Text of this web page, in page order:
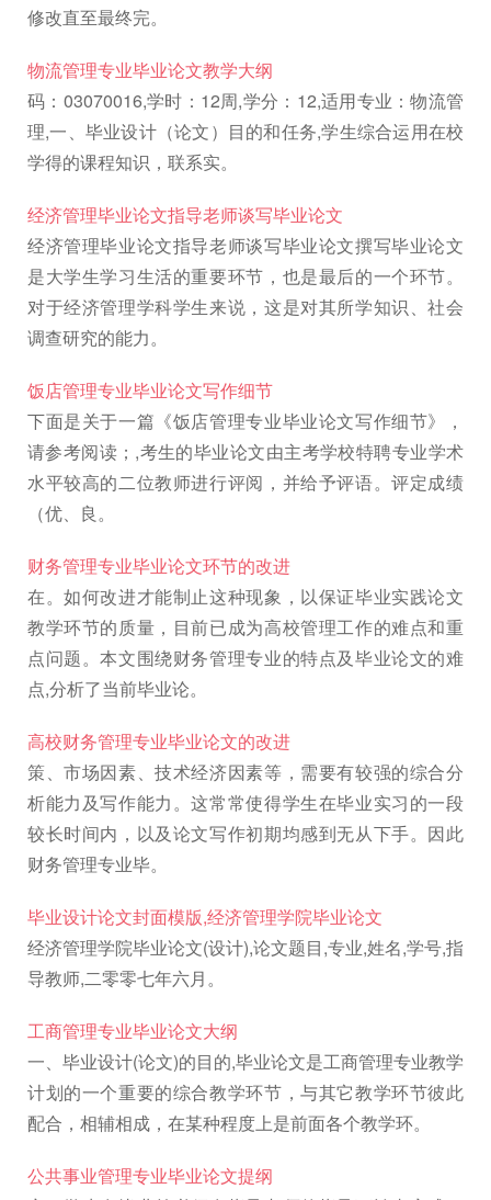
修改直至最终完。
物流管理专业毕业论文教学大纲
码：03070016,学时：12周,学分：12,适用专业：物流管
理,一、毕业设计（论文）目的和任务,学生综合运用在校
学得的课程知识，联系实。
经济管理毕业论文指导老师谈写毕业论文
经济管理毕业论文指导老师谈写毕业论文撰写毕业论文
是大学生学习生活的重要环节，也是最后的一个环节。
对于经济管理学科学生来说，这是对其所学知识、社会
调查研究的能力。
饭店管理专业毕业论文写作细节
下面是关于一篇《饭店管理专业毕业论文写作细节》，
请参考阅读；,考生的毕业论文由主考学校特聘专业学术
水平较高的二位教师进行评阅，并给予评语。评定成绩
（优、良。
财务管理专业毕业论文环节的改进
在。如何改进才能制止这种现象，以保证毕业实践论文
教学环节的质量，目前已成为高校管理工作的难点和重
点问题。本文围绕财务管理专业的特点及毕业论文的难
点,分析了当前毕业论。
高校财务管理专业毕业论文的改进
策、市场因素、技术经济因素等，需要有较强的综合分
析能力及写作能力。这常常使得学生在毕业实习的一段
较长时间内，以及论文写作初期均感到无从下手。因此
财务管理专业毕。
毕业设计论文封面模版,经济管理学院毕业论文
经济管理学院毕业论文(设计),论文题目,专业,姓名,学号,指
导教师,二零零七年六月。
工商管理专业毕业论文大纲
一、毕业设计(论文)的目的,毕业论文是工商管理专业教学
计划的一个重要的综合教学环节，与其它教学环节彼此
配合，相辅相成，在某种程度上是前面各个教学环。
公共事业管理专业毕业论文提纲